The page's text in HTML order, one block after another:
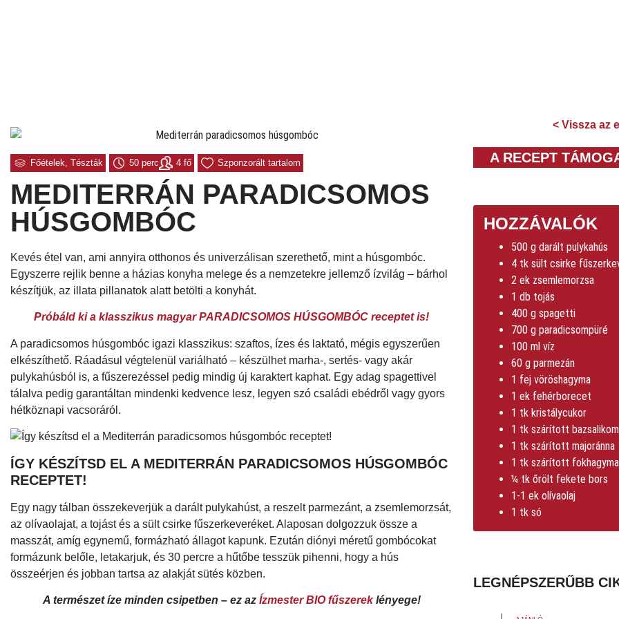
Főételek Tészták 50 perc 4 fő Szponzorált tartalom
MEDITERRÁN PARADICSOMOS
HÚSGOMBÓC
Kevés étel van, ami annyira otthonos és univerzálisan szerethető, mint a húsgombóc.
Egyszerre rejlik benne a házias konyha melege és a nemzetekre jellemző ízvilág – bárhol
készítjük, az illata pillanatok alatt betölti a konyhát.
Próbáld ki a klasszikus magyar PARADICSOMOS HÚSGOMBÓC receptet is!
A paradicsomos húsgombóc igazi klasszikus: szaftos, ízes és laktató, mégis egyszerűen
elkészíthető. Ráadásul végtelenül variálható – készülhet marha-, sertés- vagy akár
pulykahúsból is, a fűszerezéssel pedig mindig új karaktert kaphat. Egy adag spagettivel
tálalva pedig garantáltan mindenki kedvence lesz, legyen szó családi ebédről vagy gyors
hétköznapi vacsoráról.
ÍGY KÉSZÍTSD EL A MEDITERRÁN PARADICSOMOS HÚSGOMBÓC
RECEPTET!
Egy nagy tálban összekeverjük a darált pulykahúst, a reszelt parmezánt, a zsemlemorzsát,
az olívaolajat, a tojást és a sült csirke fűszerkeveréket. Alaposan dolgozzuk össze a
masszát, amíg egynemű, formázható állagot kapunk. Ezután diónyi méretű gombócokat
formázunk belőle, letakarjuk, és 30 percre a hűtőbe tesszük pihenni, hogy a hús
összeérjen és jobban tartsa az alakját sütés közben.
A természet íze minden csipetben – ez az Ízmester BIO fűszereklényege!
< Vissza az
A RECEPT
HOZZÁVALÓK
500 g darált pulykahús
4 tk sült csirke
2 ek zsemlemorzsa
1 db tojás
400 g spagetti
700 g paradicsompüré
100 ml víz
60 g parmezán
1 fej vöröshagyma
1 ek fehérborecet
1 tk kristálycukor
1 tk szárított bazsalikom
1 tk szárított majoránna
1 tk szárított fokhagyma
¼ tk őrölt fekete bors
1-1 ek olívaolaj
1 tk só
LEGNÉPSZERŰBB